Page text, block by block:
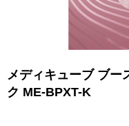
メディキューブ ブー
ク ME-BPXT-K